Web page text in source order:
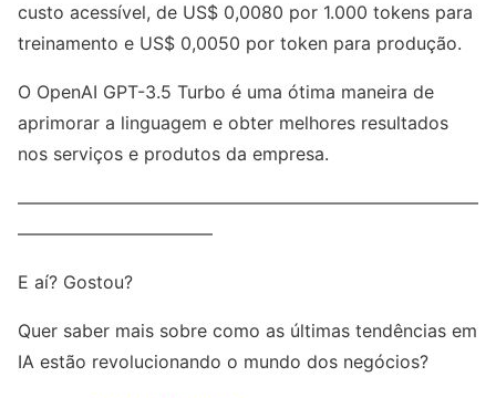
custo acessível, de US$ 0,0080 por 1.000 tokens para
treinamento e US$ 0,0050 por token para produção.
O OpenAI GPT-3.5 Turbo é uma ótima maneira de
aprimorar a linguagem e obter melhores resultados
nos serviços e produtos da empresa.
——————————————————————————
———————————
E aí? Gostou?
Quer saber mais sobre como as últimas tendências em
IA estão revolucionando o mundo dos negócios?